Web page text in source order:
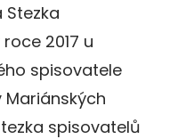
Stezka
2017 u
spisovatele
spisovatelů